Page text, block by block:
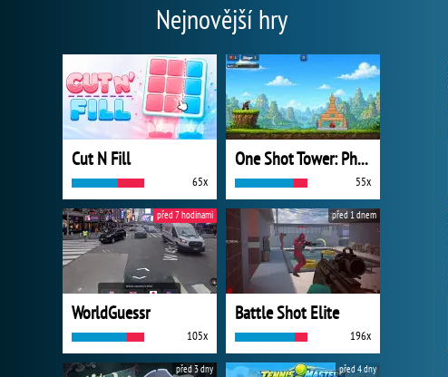
Nejnovější hry
Cut N Fill
65x
One Shot Tower: Physics Destroyer
55x
WorldGuessr
105x
před 7 hodinami
Battle Shot Elite
196x
před 1 dnem
před 3 dny před 4 dny